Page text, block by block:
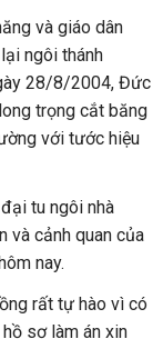
và giáo dân
ngôi thánh
28/8/2004, Đức
trọng cắt băng
với tước hiệu
tu ngôi nhà
và cảnh quan của
nay.
rất tự hào vì có
sơ làm án xin